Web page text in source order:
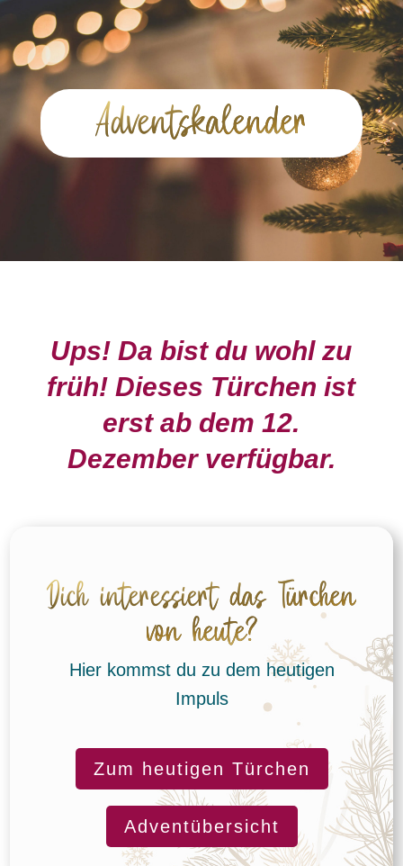
Advents­kalender
Ups! Da bist du wohl zu
früh! Dieses Türchen ist
erst ab dem 12.
Dezember verfügbar.
Dich interessiert das Türchen
von heute?
Hier kommst du zu dem heutigen
Impuls
Zum heutigen Türchen
Adventübersicht